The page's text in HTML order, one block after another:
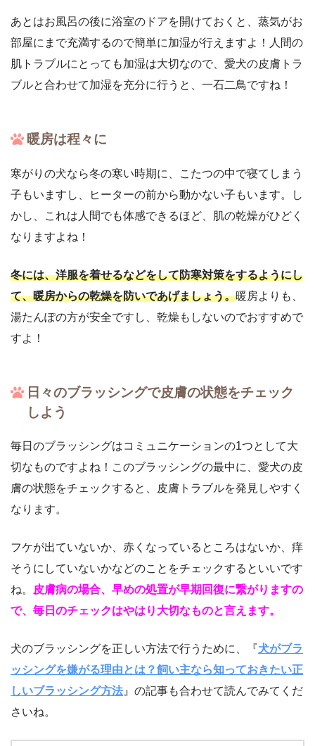
あとはお風呂の後に浴室のドアを開けておくと、蒸気がお
部屋にまで充満するので簡単に加湿が行えますよ！人間の
肌トラブルにとっても加湿は大切なので、愛犬の皮膚トラ
ブルと合わせて加湿を充分に行うと、一石二鳥ですね！
暖房は程々に
寒がりの犬なら冬の寒い時期に、こたつの中で寝てしまう
子もいますし、ヒーターの前から動かない子もいます。し
かし、これは人間でも体感できるほど、肌の乾燥がひどく
なりますよね！
冬には、洋服を着せるなどをして防寒対策をするようにし
て、暖房からの乾燥を防いであげましょう。暖房よりも、
湯たんぽの方が安全ですし、乾燥もしないのでおすすめで
すよ！
日々のブラッシングで皮膚の状態をチェック
しよう
毎日のブラッシングはコミュニケーションの1つとして大
切なものですよね！このブラッシングの最中に、愛犬の皮
膚の状態をチェックすると、皮膚トラブルを発見しやすく
なります。
フケが出ていないか、赤くなっているところはないか、痒
そうにしていないかなどのことをチェックするといいです
ね。
皮膚病の場合、早めの処置が早期回復に繋がりますの
で、毎日のチェックはやはり大切なものと言えます。
犬のブラッシングを正しい方法で行うために、『犬がブラ
ッシングを嫌がる理由とは？飼い主なら知っておきたい正
しいブラッシング方法 』の記事も合わせて読んでみてくだ
さいね。